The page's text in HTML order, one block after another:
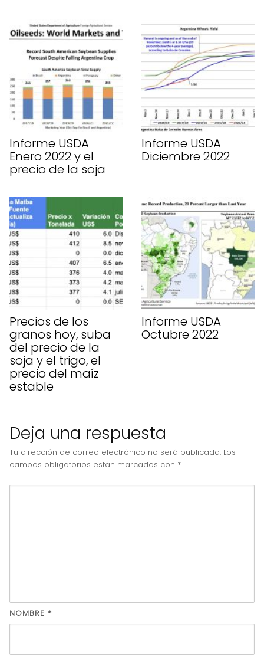
Informe USDA
Enero 2022 y el
precio de la soja
Informe USDA
Diciembre 2022
Precios de los
granos hoy, suba
del precio de la
soja y el trigo, el
precio del maíz
estable
Informe USDA
Octubre 2022
Deja una respuesta
Tu dirección de correo electrónico no será publicada. Los
campos obligatorios están marcados con *
NOMBRE *